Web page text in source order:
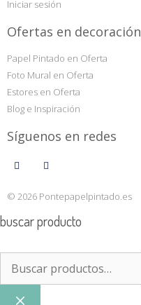
Iniciar sesión
Ofertas en decoración
Papel Pintado en Oferta
Foto Mural en Oferta
Estores en Oferta
Blog e Inspiración
Síguenos en redes
© 2026 Pontepapelpintado.es
buscar producto